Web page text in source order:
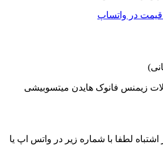
قیمت در واتساپ
زیمنس فانوک هایدن میتسوبیشی
لطفا با شماره زیر در واتس اپ یا